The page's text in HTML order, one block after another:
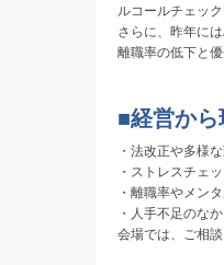
ルコールチェッ
さらに、昨年に
離職率の低下と
■経営か
・法改正や多様
・ストレスチェ
・離職率やメン
・人手不足のな
会場では、ご相